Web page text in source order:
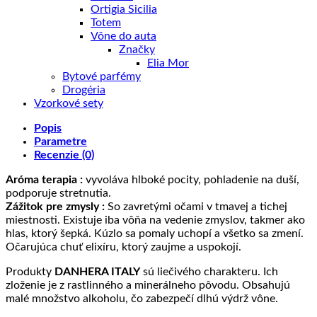
Ortigia Sicilia
Totem
Vône do auta
Značky
Elia Mor
Bytové parfémy
Drogéria
Vzorkové sety
Popis
Parametre
Recenzie (0)
Aróma terapia : vyvoláva hlboké pocity, pohladenie na duší,
podporuje stretnutia.
Zážitok pre zmysly : So zavretými očami v tmavej a tichej
miestnosti. Existuje iba vôňa na vedenie zmyslov, takmer ako
hlas, ktorý šepká. Kúzlo sa pomaly uchopí a všetko sa zmení.
Očarujúca chuť elixíru, ktorý zaujme a uspokojí.
Produkty DANHERA ITALYsú liečivého charakteru. Ich
zloženie je z rastlinného a minerálneho pôvodu. Obsahujú
malé množstvo alkoholu, čo zabezpečí dlhú výdrž vône.